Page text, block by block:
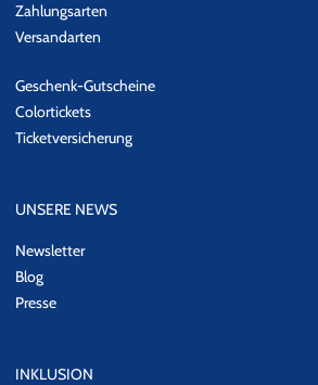
Zahlungsarten
Versandarten
Geschenk-Gutscheine
Colortickets
Ticketversicherung
UNSERE NEWS
Newsletter
Blog
Presse
INKLUSION